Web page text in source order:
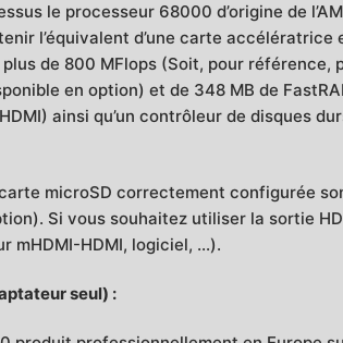
le processeur 68000 d’origine de
l’équivalent d’une carte
de 800 MFlops (Soit, pour référence,
en option) et de 348 MB de
ainsi qu’un contrôleur de disques
microSD correctement configurée
Si vous souhaitez utiliser la sortie
mHDMI-HDMI, logiciel, …).
seul) :